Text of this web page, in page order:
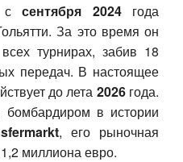
с сентября 2024года
За это время он
турнирах, забив 18
передач. В настоящее
до лета 2026года.
в истории
, его рыночная
миллиона евро.